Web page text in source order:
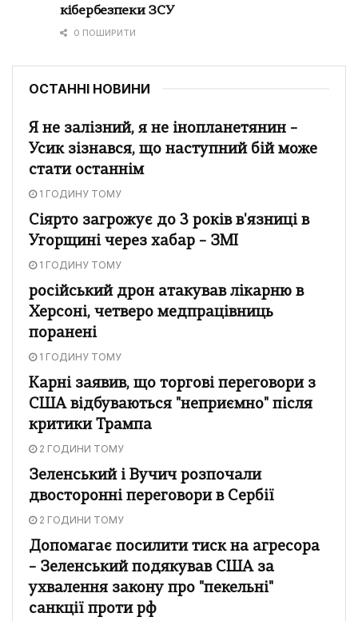
кібербезпеки ЗСУ
0 ПОШИРИТИ
ОСТАННІ НОВИНИ
Я не залізний, я не інопланетянин –
Усик зізнався, що наступний бій може
стати останнім
1 ГОДИНУ ТОМУ
Сіярто загрожує до 3 років в'язниці в
Угорщині через хабар – ЗМІ
1 ГОДИНУ ТОМУ
російський дрон атакував лікарню в
Херсоні, четверо медпрацівниць
поранені
1 ГОДИНУ ТОМУ
Карні заявив, що торгові переговори з
США відбуваються "неприємно" після
критики Трампа
2 ГОДИНИ ТОМУ
Зеленський і Вучич розпочали
двосторонні переговори в Сербії
2 ГОДИНИ ТОМУ
Допомагає посилити тиск на агресора
– Зеленський подякував США за
ухвалення закону про "пекельні"
санкції проти рф